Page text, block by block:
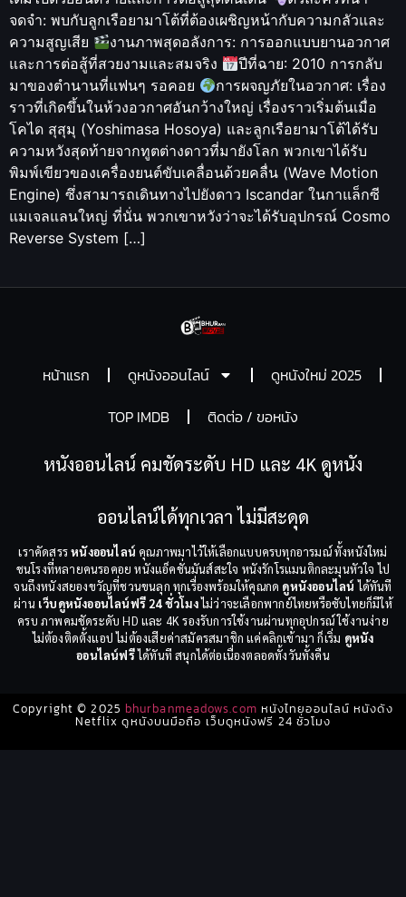
จดจำ: พบกับลูกเรือยามาโต้ที่ต้องเผชิญหน้ากับความกลัวและ
ความสูญเสีย
งานภาพสุดอลังการ: การออกแบบยานอวกาศ
และการต่อสู้ที่สวยงามและสมจริง
ปีที่ฉาย: 2010 การกลับ
มาของตำนานที่แฟนๆ รอคอย
การผจญภัยในอวกาศ: เรื่อง
ราวที่เกิดขึ้นในห้วงอวกาศอันกว้างใหญ่ เรื่องราวเริ่มต้นเมื่อ
โคได สุสุมุ (Yoshimasa Hosoya) และลูกเรือยามาโต้ได้รับ
ความหวังสุดท้ายจากทูตต่างดาวที่มายังโลก พวกเขาได้รับ
พิมพ์เขียวของเครื่องยนต์ขับเคลื่อนด้วยคลื่น (Wave Motion
Engine) ซึ่งสามารถเดินทางไปยังดาว Iscandar ในกาแล็กซี
แมเจลแลนใหญ่ ที่นั่น พวกเขาหวังว่าจะได้รับอุปกรณ์ Cosmo
Reverse System […]
หน้าแรก ดูหนังออนไลน์
ดูหนังใหม่ 2025
TOP IMDB
ติดต่อ / ขอหนัง
หนังออนไลน์ คมชัดระดับ HD และ 4K ดูหนัง
ออนไลน์ได้ทุกเวลา ไม่มีสะดุด
เราคัดสรรหนังออนไลน์ คุณภาพมาไว้ให้เลือกแบบครบทุกอารมณ์ ทั้งหนังใหม่
ชนโรงที่หลายคนรอคอย หนังแอ็คชั่นมันส์สะใจ หนังรักโรแมนติกละมุนหัวใจ ไป
จนถึงหนังสยองขวัญที่ชวนขนลุก ทุกเรื่องพร้อมให้คุณกด ดูหนังออนไลน์ ได้ทันที
ผ่าน เว็บดูหนังออนไลน์ฟรี 24 ชั่วโมงไม่ว่าจะเลือกพากย์ไทยหรือซับไทยก็มีให้
ครบ ภาพคมชัดระดับ HD และ 4K รองรับการใช้งานผ่านทุกอุปกรณ์ ใช้งานง่าย
ไม่ต้องติดตั้งแอป ไม่ต้องเสียค่าสมัครสมาชิก แค่คลิกเข้ามา ก็เริ่ม ดูหนัง
ออนไลน์ฟรีได้ทันที สนุกได้ต่อเนื่องตลอดทั้งวันทั้งคืน
Copyright © 2025 bhurbanmeadows.com หนังไทยออนไลน์ หนังดัง
Netflix ดูหนังบนมือถือ เว็บดูหนังฟรี 24 ชั่วโมง